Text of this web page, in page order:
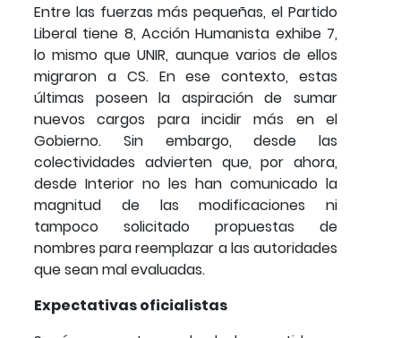
Entre las fuerzas más pequeñas, el Partido
Liberal tiene 8, Acción Humanista exhibe 7,
lo mismo que UNIR, aunque varios de ellos
migraron a CS. En ese contexto, estas
últimas poseen la aspiración de sumar
nuevos cargos para incidir más en el
Gobierno. Sin embargo, desde las
colectividades advierten que, por ahora,
desde Interior no les han comunicado la
magnitud de las modificaciones ni
tampoco solicitado propuestas de
nombres para reemplazar a las autoridades
que sean mal evaluadas.
Expectativas oficialistas